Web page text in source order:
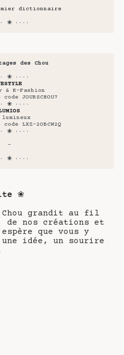
dictionnaire
❀ ····
des Chou
❀ ····
& K-Fashion
JOURSCHOU7
❀ ····
lumineux
LXZ-2OBCW2Q
❀ ····
-
❀ ····
❀
Chou grandit au fil
de nos créations et
que vous y
idée, un sourire